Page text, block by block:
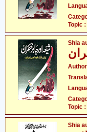
Topic :
Shia
Topic :
Shia